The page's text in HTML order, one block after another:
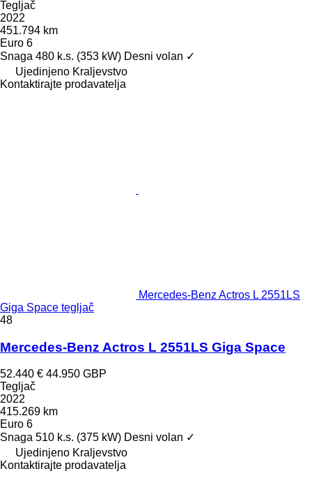
Tegljač
2022
451.794 km
Euro 6
Snaga 480 k.s. (353 kW) Desni volan ✓
Ujedinjeno Kraljevstvo
Kontaktirajte prodavatelja
Mercedes-Benz Actros L 2551LS
Giga Space tegljač
48
Mercedes-Benz Actros L 2551LS Giga Space
52.440 € 44.950 GBP
Tegljač
2022
415.269 km
Euro 6
Snaga 510 k.s. (375 kW) Desni volan ✓
Ujedinjeno Kraljevstvo
Kontaktirajte prodavatelja